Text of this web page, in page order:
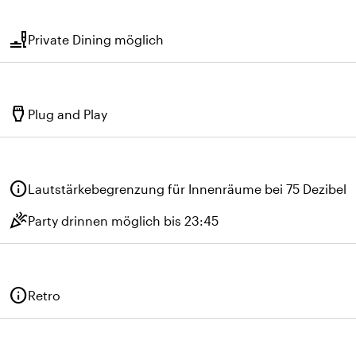
brunch_diningPrivate Dining möglich
settings_input_hdmi Plug and Play
infoLautstärkebegrenzung für Innenräume bei 75 Dezibel
celebrationParty drinnen möglich bis 23:45
infoRetro